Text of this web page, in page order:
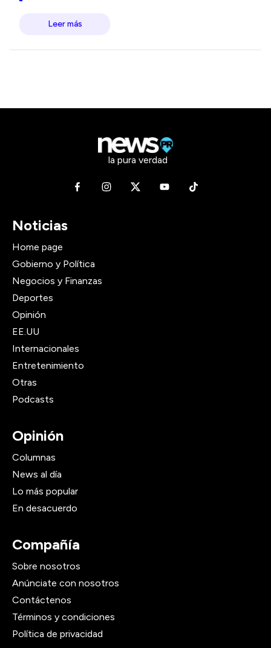
Leer más
la pura verdad
Noticias
Home page
Gobierno y Política
Negocios y Finanzas
Deportes
Opinión
EE.UU
Internacionales
Entretenimiento
Otras
Podcasts
Opinión
Columnas
News al día
Lo más popular
En desacuerdo
Compañía
Sobre nosotros
Anúnciate con nosotros
Contáctenos
Términos y condiciones
Política de privacidad